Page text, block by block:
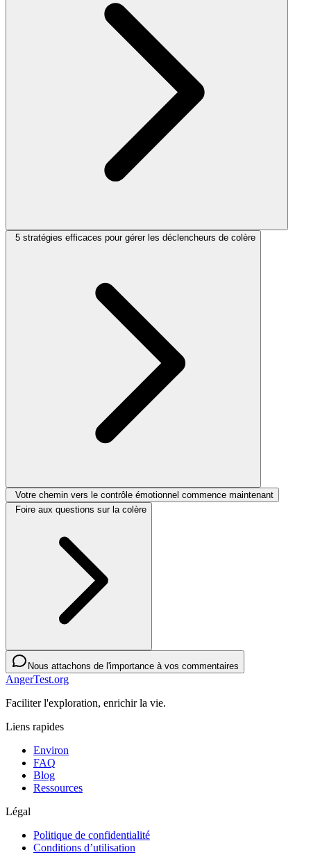
5 stratégies efficaces pour gérer les déclencheurs de colère
Votre chemin vers le contrôle émotionnel commence maintenant
Foire aux questions sur la colère
Nous attachons de l'importance à vos commentaires
AngerTest.org
Faciliter l'exploration, enrichir la vie.
Liens rapides
Environ
FAQ
Blog
Ressources
Légal
Politique de confidentialité
Conditions d’utilisation